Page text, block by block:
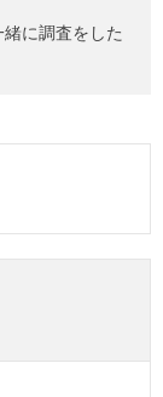
に調査をした